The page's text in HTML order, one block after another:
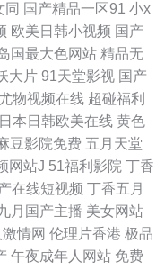
同 国产精品一区91 小x
欧美日韩小视频 国产
国最大色网站 精品无
大片 91天堂影视 国产
物视频在线 超碰福利
日本日韩欧美在线 黄色
豆影院免费 五月天堂
网站J 51福利影院 丁香
在线短视频 丁香五月
月国产主播 美女网站
情网 伦理片香港 极品
午夜成年人网站 免费